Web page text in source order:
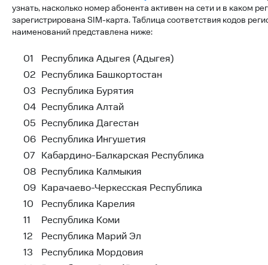
узнать, насколько номер абонента активен на сети и в каком
зарегистрирована SIM-карта. Таблица соответствия кодов
наименований представлена ниже:
01
Республика Адыгея (Адыгея)
02 Республика Башкортостан
03 Республика Бурятия
04 Республика Алтай
05 Республика Дагестан
06 Республика Ингушетия
07
Кабардино-Балкарская Республика
08 Республика Калмыкия
09 Карачаево-Черкесская Республика
10
Республика Карелия
11
Республика Коми
12
Республика Марий Эл
13
Республика Мордовия